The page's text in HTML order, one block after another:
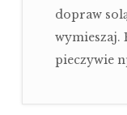
dopraw
wymieszaj.
pieczywie